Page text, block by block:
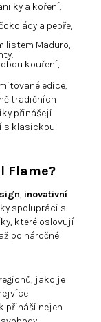
a koření,
a pepře,
listem Maduro,
kouření,
edice,
tradičních
přinášejí
s klasickou
Flame?
, inovativní
spolupráci s
které oslovují
po náročné
jako je
přináší nejen